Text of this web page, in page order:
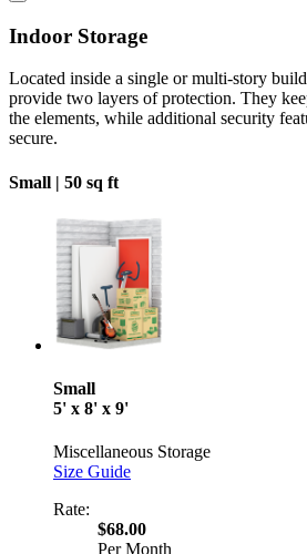
Indoor Storage
Located inside a single or multi-story
provide two layers of protection. They
the elements, while additional security
secure.
Small | 50 sq ft
Small
5' x 8' x 9'
Miscellaneous Storage
Size Guide
Rate:
$68.00
Per Month